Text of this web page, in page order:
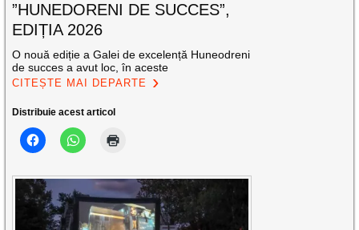
”HUNEDORENI DE SUCCES”,
EDIȚIA 2026
O nouă ediție a Galei de excelență Huneodreni
de succes a avut loc, în aceste
CITEȘTE MAI DEPARTE
Distribuie acest articol